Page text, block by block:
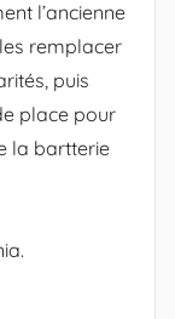
l’ancienne
remplacer
puis
place pour
la bartterie